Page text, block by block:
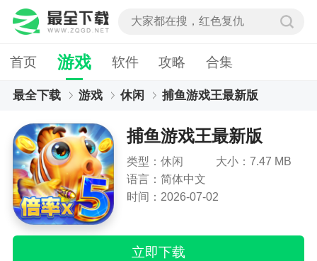
首页 游戏 软件 攻略 合集
最全下载 游戏 休闲 捕鱼游戏王最新版
捕鱼游戏王最新版
类型：休闲
大小：7.47 MB
语言：简体中文
时间：2026-07-02
立即下载